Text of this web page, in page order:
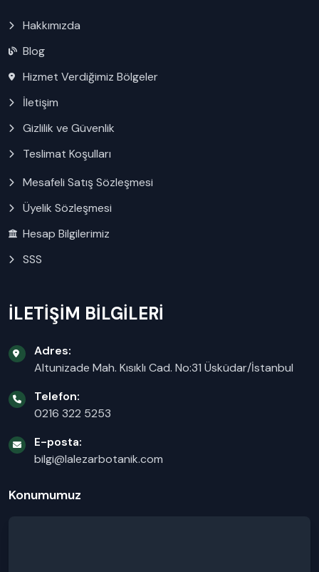
Hakkımızda
Blog
Hizmet Verdiğimiz Bölgeler
İletişim
Gizlilik ve Güvenlik
Teslimat Koşulları
Mesafeli Satış Sözleşmesi
Üyelik Sözleşmesi
Hesap Bilgilerimiz
SSS
İLETİŞİM BİLGİLERİ
Adres:
Altunizade Mah. Kısıklı Cad. No:31 Üsküdar/İstanbul
Telefon:
0216 322 5253
E-posta:
bilgi@lalezarbotanik.com
Konumumuz